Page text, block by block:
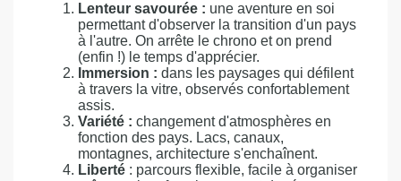
Lenteur savourée : une aventure en soi
permettant d'observer la transition d'un pays
à l'autre. On arrête le chrono et on prend
(enfin !) le temps d'apprécier.
Immersion : dans les paysages qui défilent
à travers la vitre, observés confortablement
assis.
Variété : changement d'atmosphères en
fonction des pays. Lacs, canaux,
montagnes, architecture s'enchaînent.
Liberté : parcours flexible, facile à organiser